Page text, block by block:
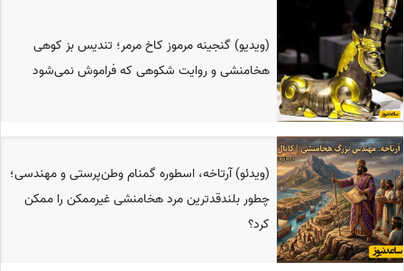
(ویدیو) گنجینه مرموز کاخ مرمر؛ تندیس بز کوهی
هخامنشی و روایت شکوهی که فراموش نمی‌شود
(ویدئو) آرتاخه، اسطوره گمنام وطن‌پرستی و مهندسی؛
چطور بلندقدترین مرد هخامنشی غیرممکن را ممکن
کرد؟